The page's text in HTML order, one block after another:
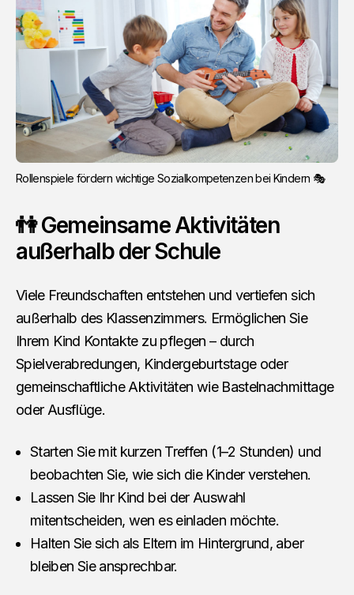
Rollenspiele fördern wichtige Sozialkompetenzen bei Kindern 🎭
👫 Gemeinsame Aktivitäten
außerhalb der Schule
Viele Freundschaften entstehen und vertiefen sich
außerhalb des Klassenzimmers. Ermöglichen Sie
Ihrem Kind Kontakte zu pflegen – durch
Spielverabredungen, Kindergeburtstage oder
gemeinschaftliche Aktivitäten wie Bastelnachmittage
oder Ausflüge.
Starten Sie mit kurzen Treffen (1–2 Stunden) und
beobachten Sie, wie sich die Kinder verstehen.
Lassen Sie Ihr Kind bei der Auswahl
mitentscheiden, wen es einladen möchte.
Halten Sie sich als Eltern im Hintergrund, aber
bleiben Sie ansprechbar.